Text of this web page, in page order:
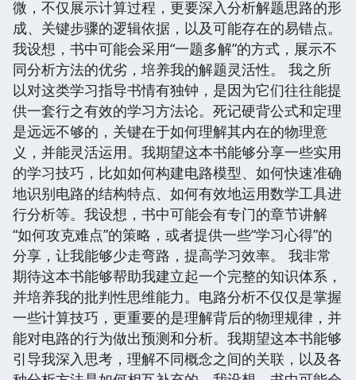
微，不仅展示计算过程，更要深入分析解题思路的形
成、关键步骤的逻辑依据，以及可能存在的易错点。
我设想，书中可能会采用“一题多解”的方式，展示不
同分析方法的优劣，培养我的解题灵活性。 我之所
以对这类学习指导书情有独钟，是因为它们往往能提
供一套行之有效的学习方法论。死记硬背公式和定理
是远远不够的，关键在于如何理解其内在的物理意
义，并能灵活运用。我期望这本书能够分享一些实用
的学习技巧，比如如何构建电路模型、如何快速准确
地识别电路的结构特点、如何有效地运用数学工具进
行分析等。我设想，书中可能会有专门的章节讲解
“如何攻克难点”的策略，或者提供一些“学习心得”的
分享，让我能够少走弯路，提高学习效率。 我非常
期待这本书能够帮助我建立起一个完整的知识体系，
并培养我的批判性思维能力。电路分析不仅仅是掌握
一些计算技巧，更重要的是理解背后的物理规律，并
能对电路的行为做出预测和分析。我期望这本书能够
引导我深入思考，理解不同概念之间的关联，以及各